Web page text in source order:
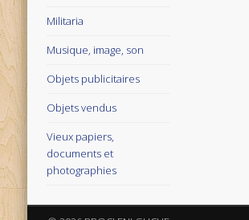
Militaria
Musique, image, son
Objets publicitaires
Objets vendus
Vieux papiers,
documents et
photographies